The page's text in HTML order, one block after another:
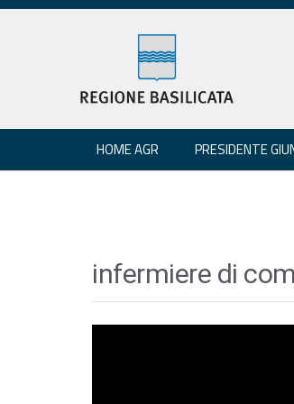
HOME AGR PRESIDENTE
infermiere di